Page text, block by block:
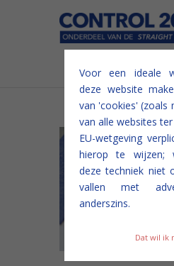
Voor een ideale
deze website
van 'cookies' (zoals
van alle websites
EU-wetgeving
hierop te wijzen;
deze techniek niet
vallen met
anderszins.
Dat wil ik